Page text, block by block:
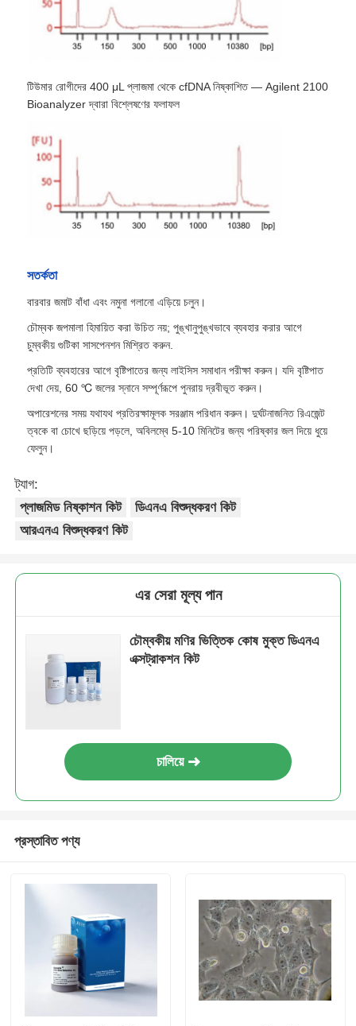
কারখানা পরিদর্শন
আমাদের সাথে যোগাযোগ করুন
चुंबकीय मोतियों न्यूक्लिक एसिड निष्कर्षण
डीएनए / आरएनए निष्कर्षण किट
NGS ম্যাগনেটিক বিডস
সেল সোর্টিং ম্যাগনেটিক মণির
ম্যাগনেটিক বিডস প্রোটিন বিশুদ্ধকরণ
স্বয়ংক্রিয় যন্ত্রাংশ ও ব্যবহার্য সামগ্রী
টিউমার রোগীদের 400 μL প্লাজমা থেকে cfDNA নিষ্কাশিত — Agilent 2100
Bioanalyzer দ্বারা বিশ্লেষণের ফলাফল
সতর্কতা
বারবার জমাট বাঁধা এবং নমুনা গলানো এড়িয়ে চলুন।
চৌম্বক জপমালা হিমায়িত করা উচিত নয়; পুঙ্খানুপুঙ্খভাবে ব্যবহার করার আগে
চুম্বকীয় গুটিকা সাসপেনশন মিশ্রিত করুন.
প্রতিটি ব্যবহারের আগে বৃষ্টিপাতের জন্য লাইসিস সমাধান পরীক্ষা করুন। যদি বৃষ্টিপাত
দেখা দেয়, 60 ℃ জলের স্নানে সম্পূর্ণরূপে পুনরায় দ্রবীভূত করুন।
অপারেশনের সময় যথাযথ প্রতিরক্ষামূলক সরঞ্জাম পরিধান করুন। দুর্ঘটনাজনিত রিএজেন্ট
ত্বকে বা চোখে ছড়িয়ে পড়লে, অবিলম্বে 5-10 মিনিটের জন্য পরিষ্কার জল দিয়ে ধুয়ে
ফেলুন।
ট্যাগ:
প্লাজমিড নিষ্কাশন কিট
ডিএনএ বিশুদ্ধকরণ কিট
আরএনএ বিশুদ্ধকরণ কিট
এর সেরা মূল্য পান
চৌম্বকীয় মণির ভিত্তিক কোষ মুক্ত ডিএনএ
এক্সট্রাকশন কিট
চালিয়ে
প্রস্তাবিত পণ্য